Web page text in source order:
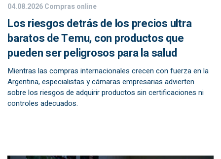
04.08.2026Compras online
Los riesgos detrás de los precios ultra
baratos de Temu, con productos que
pueden ser peligrosos para la salud
Mientras las compras internacionales crecen con fuerza en la
Argentina, especialistas y cámaras empresarias advierten
sobre los riesgos de adquirir productos sin certificaciones ni
controles adecuados.